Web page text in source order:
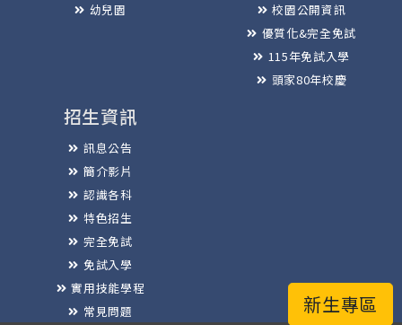
新生專區
幼兒園
校園公開資訊
優質化&完全免試
115年免試入學
頭家80年校慶
招生資訊
訊息公告
簡介影片
認識各科
特色招生
完全免試
免試入學
實用技能學程
常見問題